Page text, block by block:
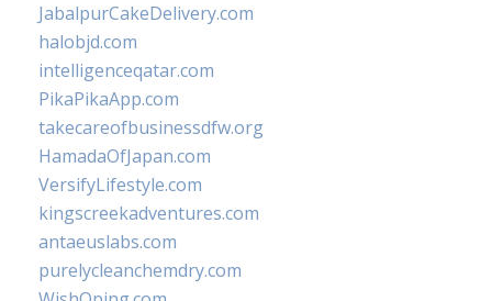
JabalpurCakeDelivery.com
halobjd.com
intelligenceqatar.com
PikaPikaApp.com
takecareofbusinessdfw.org
HamadaOfJapan.com
VersifyLifestyle.com
kingscreekadventures.com
antaeuslabs.com
purelycleanchemdry.com